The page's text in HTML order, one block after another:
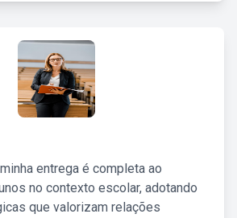
entrega é completa ao
no contexto escolar, adotando
que valorizam relações